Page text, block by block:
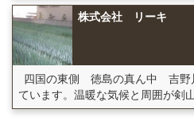
株式会社 リーキ
四国の東側 徳島の真ん中 吉野
ています。温暖な気候と周囲が剣